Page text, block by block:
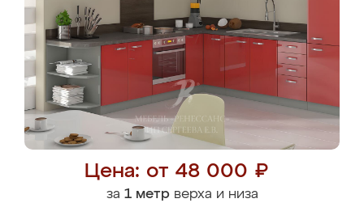
Цена: от 48 000 ₽
за 1 метрверха и низа